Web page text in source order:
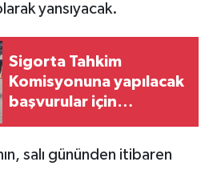
yansıyacak.
Sigorta Tahkim
Komisyonuna yapılacak
başvurular için
salı gününden itibaren